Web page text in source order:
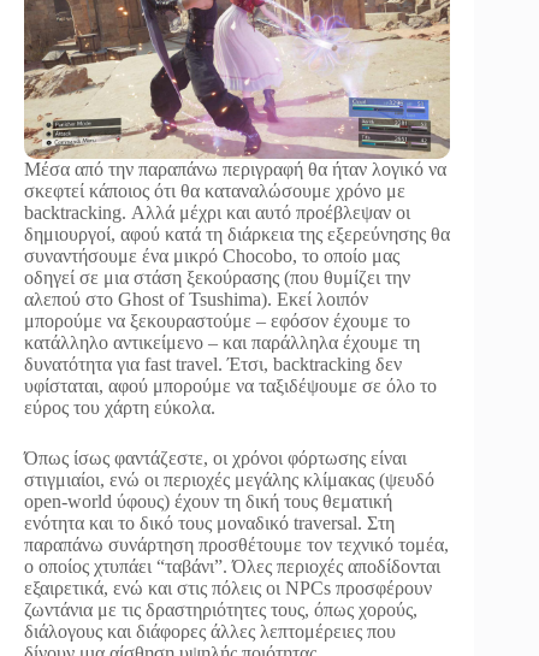
Μέσα από την παραπάνω περιγραφή θα ήταν λογικό να
σκεφτεί κάποιος ότι θα καταναλώσουμε χρόνο με
backtracking. Αλλά μέχρι και αυτό προέβλεψαν οι
δημιουργοί, αφού κατά τη διάρκεια της εξερεύνησης θα
συναντήσουμε ένα μικρό Chocobo, το οποίο μας
οδηγεί σε μια στάση ξεκούρασης (που θυμίζει την
αλεπού στο Ghost of Tsushima). Εκεί λοιπόν
μπορούμε να ξεκουραστούμε – εφόσον έχουμε το
κατάλληλο αντικείμενο – και παράλληλα έχουμε τη
δυνατότητα για fast travel. Έτσι, backtracking δεν
υφίσταται, αφού μπορούμε να ταξιδέψουμε σε όλο το
εύρος του χάρτη εύκολα.
Όπως ίσως φαντάζεστε, οι χρόνοι φόρτωσης είναι
στιγμιαίοι, ενώ οι περιοχές μεγάλης κλίμακας (ψευδό
open-world ύφους) έχουν τη δική τους θεματική
ενότητα και το δικό τους μοναδικό traversal. Στη
παραπάνω συνάρτηση προσθέτουμε τον τεχνικό τομέα,
ο οποίος χτυπάει “ταβάνι”. Όλες περιοχές αποδίδονται
εξαιρετικά, ενώ και στις πόλεις οι NPCs προσφέρουν
ζωντάνια με τις δραστηριότητες τους, όπως χορούς,
διάλογους και διάφορες άλλες λεπτομέρειες που